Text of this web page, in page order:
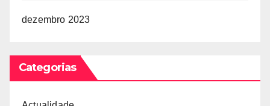
dezembro 2023
Categorias